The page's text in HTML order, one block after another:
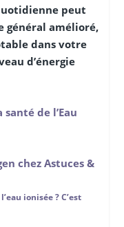
peut
général amélioré,
dans votre
d’énergie
de l’Eau
chez Astuces &
ionisée ? C’est